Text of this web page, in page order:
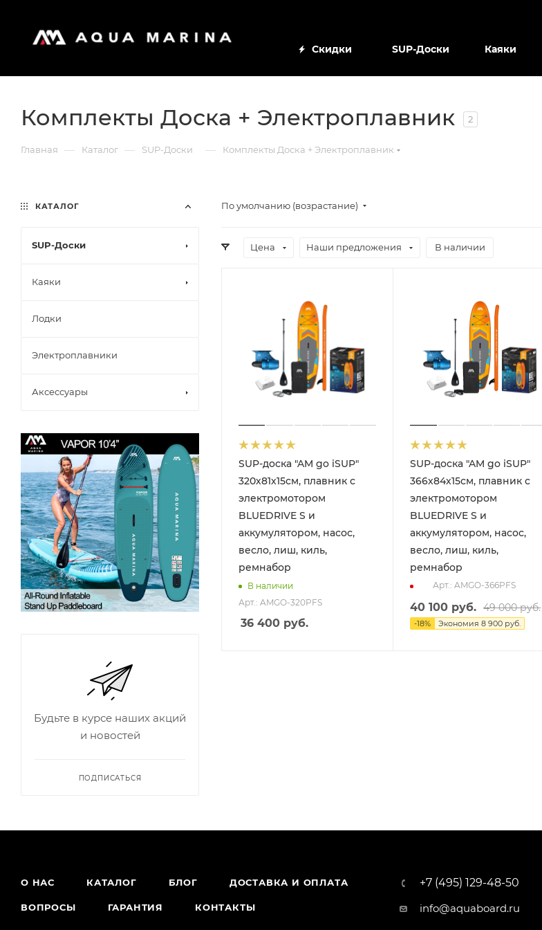
Скидки SUP-Доски Каяки
Комплекты Доска + Электроплавник 2
Главная — Каталог — SUP-Доски — Комплекты Доска + Электроплавник
По умолчанию (возрастание)
Цена Наши предложения В наличии
SUP-доска "AM go iSUP"
320х81х15см, плавник с
электромотором
BLUEDRIVE S и
аккумулятором, насос,
весло, лиш, киль,
ремнабор
В наличии
Арт.: AMGO-320PFS
36 400 руб.
SUP-доска "AM go iSUP"
366х84х15см, плавник с
электромотором
BLUEDRIVE S и
аккумулятором, насос,
весло, лиш, киль,
ремнабор
Арт.: AMGO-366PFS
40 100 руб. 49 000руб.
-18% Экономия8 900 руб.
КАТАЛОГ
SUP-Доски
Каяки
Лодки
Электроплавники
Аксессуары
Будьте в курсе наших акций
и новостей
ПОДПИСАТЬСЯ
О НАС КАТАЛОГ БЛОГ ДОСТАВКА И ОПЛАТА
ВОПРОСЫ ГАРАНТИЯ КОНТАКТЫ
+7 (495) 129-48-50
info@aquaboard.ru